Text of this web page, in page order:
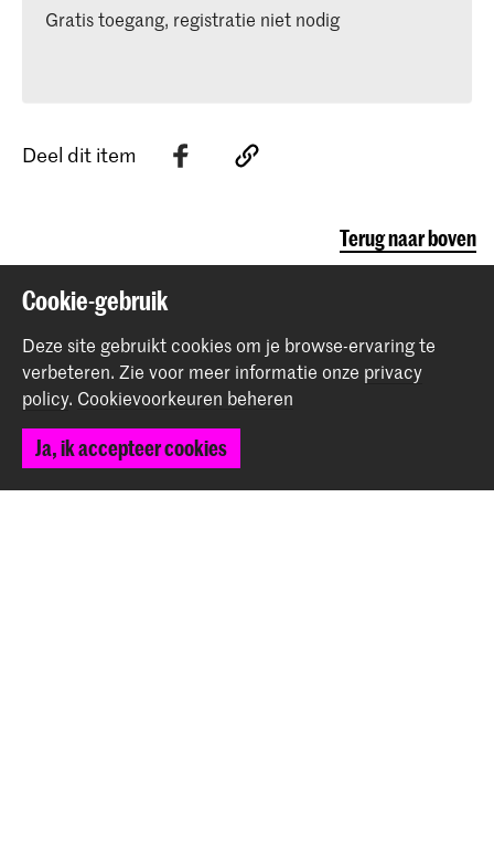
Gratis toegang, registratie niet nodig
Deel dit item
Terug naar boven
Spuiplein 150
2511 DG Den Haag
+31 70 315 15 15
info@koncon.nl
Cookie-gebruik
Deze site gebruikt cookies om je browse-ervaring te
verbeteren. Zie voor meer informatie onze privacy
policy. Cookievoorkeuren beheren
Ja, ik accepteer cookies